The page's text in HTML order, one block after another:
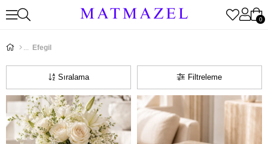
0
Efegil
Filtreleme
Sıralama